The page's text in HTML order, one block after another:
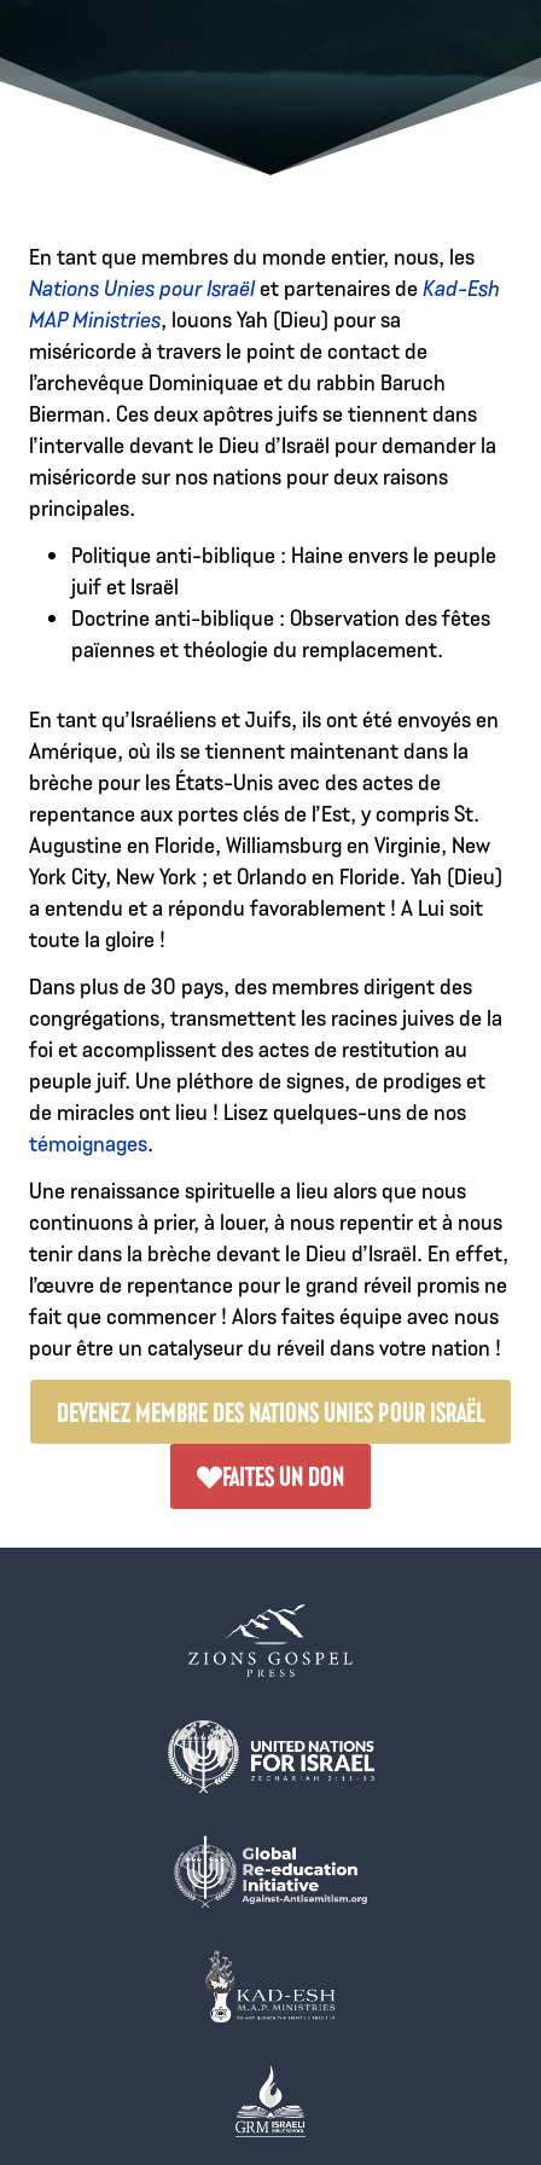
En tant que membres du monde entier, nous, les
Nations Unies pour Israëlet partenaires deKad-Esh
MAP Ministries , louons Yah (Dieu) pour sa
miséricorde à travers le point de contact de
l’archevêque Dominiquae et du rabbin Baruch
Bierman. Ces deux apôtres juifs se tiennent dans
l’intervalle devant le Dieu d’Israël pour demander la
miséricorde sur nos nations pour deux raisons
principales.
Politique anti-biblique : Haine envers le peuple
juif et Israël
Doctrine anti-biblique : Observation des fêtes
païennes et théologie du remplacement.
En tant qu’Israéliens et Juifs, ils ont été envoyés en
Amérique, où ils se tiennent maintenant dans la
brèche pour les États-Unis avec des actes de
repentance aux portes clés de l’Est, y compris St.
Augustine en Floride, Williamsburg en Virginie, New
York City, New York ; et Orlando en Floride. Yah (Dieu)
a entendu et a répondu favorablement ! A Lui soit
toute la gloire !
Dans plus de 30 pays, des membres dirigent des
congrégations, transmettent les racines juives de la
foi et accomplissent des actes de restitution au
peuple juif. Une pléthore de signes, de prodiges et
de miracles ont lieu ! Lisez quelques-uns de nos
témoignages
Une renaissance spirituelle a lieu alors que nous
continuons à prier, à louer, à nous repentir et à nous
tenir dans la brèche devant le Dieu d’Israël. En effet,
l’œuvre de repentance pour le grand réveil promis ne
fait que commencer ! Alors faites équipe avec nous
pour être un catalyseur du réveil dans votre nation !
DEVENEZ MEMBRE DES NATIONS UNIES POUR ISRAËL
FAITES UN DON